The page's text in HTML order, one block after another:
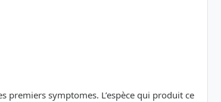
premiers symptomes. L’espèce qui produit ce